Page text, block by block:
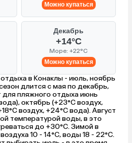
Можно купаться
Декабрь
+14°C
Море: +22°C
Можно купаться
в Конаклы - июль, ноябрь
длится с мая по декабрь,
для пляжного отдыха июнь
октябрь (+23°C воздух,
воздух, +24°C вода). Август
температурой воды, в это
до +30°C. Зимой в
10 - 14°C, воды 18 - 22°C.